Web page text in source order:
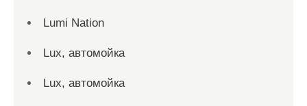
Lumi Nation
Lux, автомойка
Lux, автомойка